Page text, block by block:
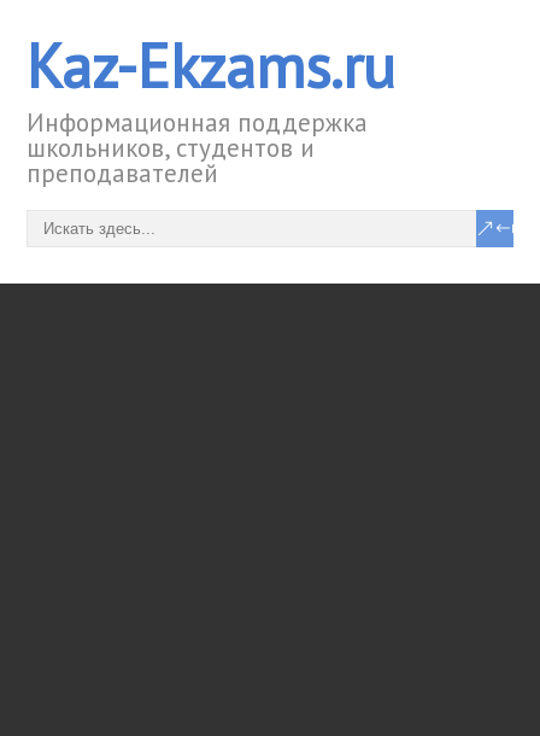
Kaz-Ekzams.ru
Информационная поддержка
школьников, студентов и
преподавателей